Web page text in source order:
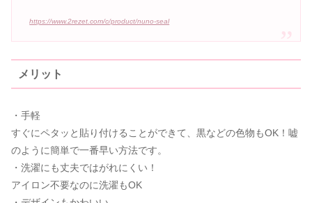
https://www.2rezet.com/c/product/nuno-seal
メリット
・手軽
すぐにペタッと貼り付けることができて、黒などの色物もOK！嘘
のように簡単で一番早い方法です。
・洗濯にも丈夫ではがれにくい！
アイロン不要なのに洗濯もOK